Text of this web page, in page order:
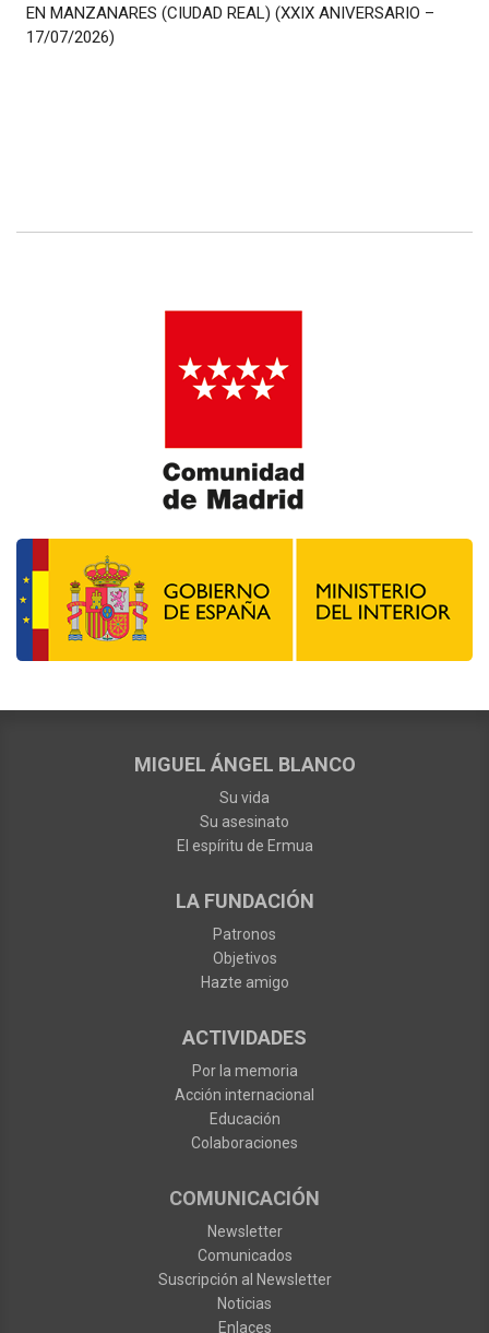
EN MANZANARES (CIUDAD REAL) (XXIX ANIVERSARIO –
17/07/2026)
MIGUEL ÁNGEL BLANCO
Su vida
Su asesinato
El espíritu de Ermua
LA FUNDACIÓN
Patronos
Objetivos
Hazte amigo
ACTIVIDADES
Por la memoria
Acción internacional
Educación
Colaboraciones
COMUNICACIÓN
Newsletter
Comunicados
Suscripción al Newsletter
Noticias
Enlaces